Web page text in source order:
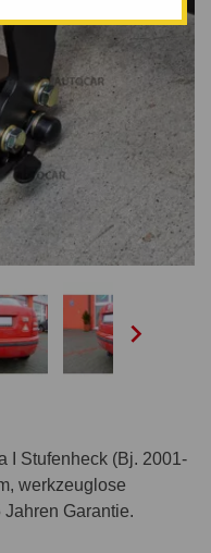

I Stufenheck (Bj. 2001-
werkzeuglose
Garantie.